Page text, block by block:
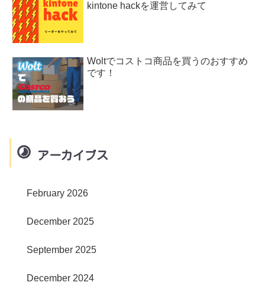
kintone hackを運営してみて
Woltでコストコ商品を買うのおすすめ
です！
アーカイブス
February 2026
December 2025
September 2025
December 2024